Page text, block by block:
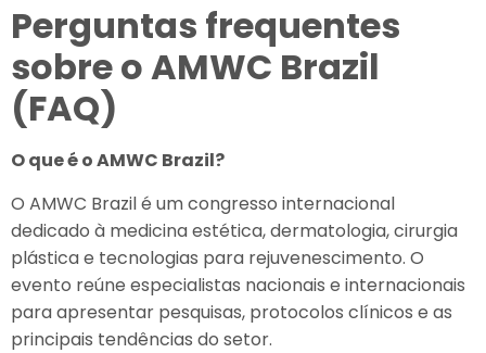
Perguntas frequentes
sobre o AMWC Brazil
(FAQ)
O que é o AMWC Brazil?
O AMWC Brazil é um congresso internacional
dedicado à medicina estética, dermatologia, cirurgia
plástica e tecnologias para rejuvenescimento. O
evento reúne especialistas nacionais e internacionais
para apresentar pesquisas, protocolos clínicos e as
principais tendências do setor.